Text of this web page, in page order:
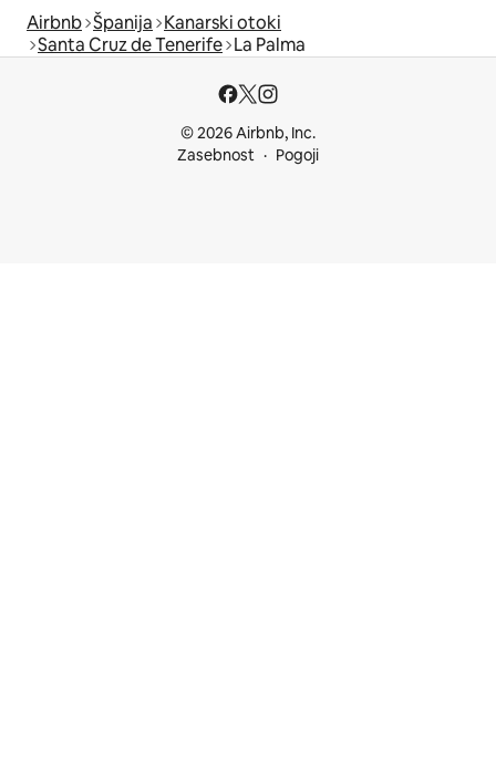
Airbnb Španija Kanarski otoki
Santa Cruz de Tenerife La Palma
© 2026 Airbnb, Inc.
Zasebnost
Pogoji